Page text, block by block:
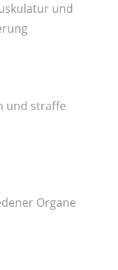
und
und straffe
Organe